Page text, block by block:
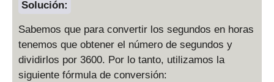
Solución:
Sabemos que para convertir los segundos en horas
tenemos que obtener el número de segundos y
dividirlos por 3600. Por lo tanto, utilizamos la
siguiente fórmula de conversión: